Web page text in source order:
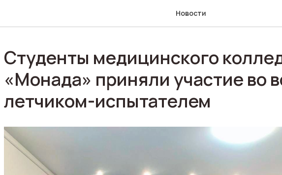
Новости
Студенты медицинского
«Монада» приняли участие во
летчиком-испытателем